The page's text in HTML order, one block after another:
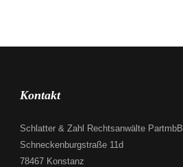
Kontakt
Schlatter & Zahl Rechtsanwälte PartmbB
Schneckenburgstraße 11d
78467 Konstanz